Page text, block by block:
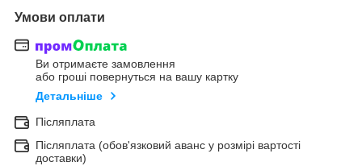
Умови оплати
Ви отримаєте замовлення
або гроші повернуться на вашу картку
Детальніше
Післяплата
Післяплата (обов'язковий аванс у розмірі вартості
доставки)